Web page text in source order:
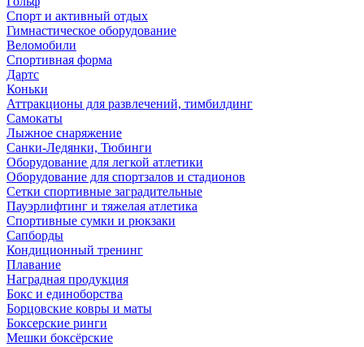
Спорт и активный отдых
Гимнастическое оборудование
Веломобили
Спортивная форма
Дартс
Коньки
Аттракционы для развлечений, тимбилдинг
Самокаты
Лыжное снаряжение
Санки-Ледянки, Тюбинги
Оборудование для легкой атлетики
Оборудование для спортзалов и стадионов
Сетки спортивные заградительные
Пауэрлифтинг и тяжелая атлетика
Спортивные сумки и рюкзаки
Сапборды
Кондиционный тренинг
Плавание
Наградная продукция
Бокс и единоборства
Борцовские ковры и маты
Боксерские ринги
Мешки боксёрские